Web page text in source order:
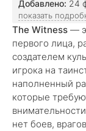
Добавлено: 24
показать
The Witness —
первого лица,
создателем
игрока на
наполненный
которые
нет боев,